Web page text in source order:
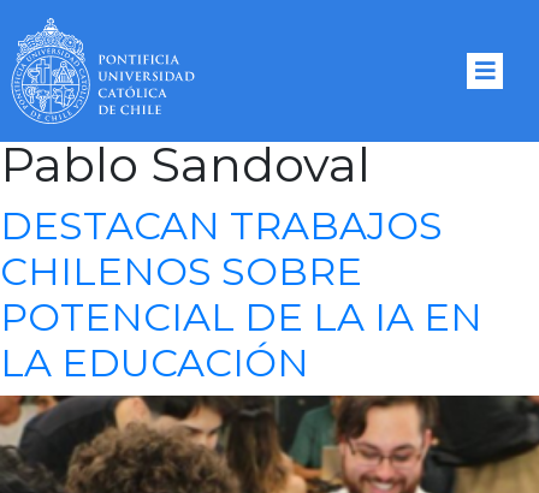
Tag Archives:
Pablo Sandoval
DESTACAN TRABAJOS
CHILENOS SOBRE
POTENCIAL DE LA IA EN
LA EDUCACIÓN